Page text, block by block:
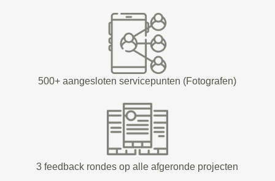
500+ aangesloten servicepunten (Fotografen)
3 feedback rondes op alle afgeronde projecten